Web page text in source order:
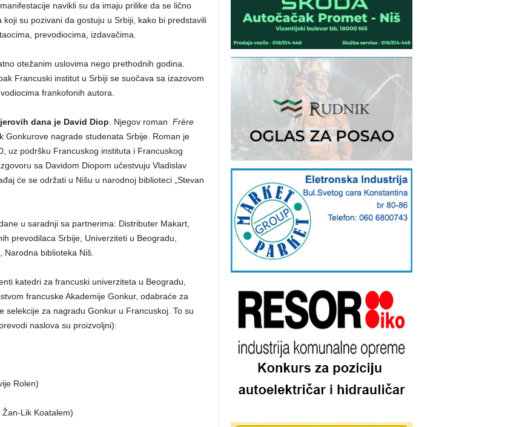
navikli su da imaju prilike da se lično
su pozivani da gostuju u Srbiji, kako bi predstavili
prevodiocima, izdavačima.
otežanim uslovima nego prethodnih godina.
Francuski institut u Srbiji se suočava sa izazovom
frankofonih autora.
dana je David Diop . Njegov roman Frère
Gonkurove nagrade studenata Srbije. Roman je
uz podršku Francuskog instituta i Francuskog
sa Davidom Diopom učestvuju Vladislav
će se održati u Nišu u narodnoj biblioteci „Stevan
u saradnji sa partnerima: Distributer Makart,
prevodilaca Srbije, Univerziteti u Beogradu,
Narodna biblioteka Niš.
katedri za francuski univerziteta u Beogradu,
francuske Akademije Gonkur, odabraće za
za nagradu Gonkur u Francuskoj. To su
naslova su proizvoljni):
Rolen)
Lik Koatalem)